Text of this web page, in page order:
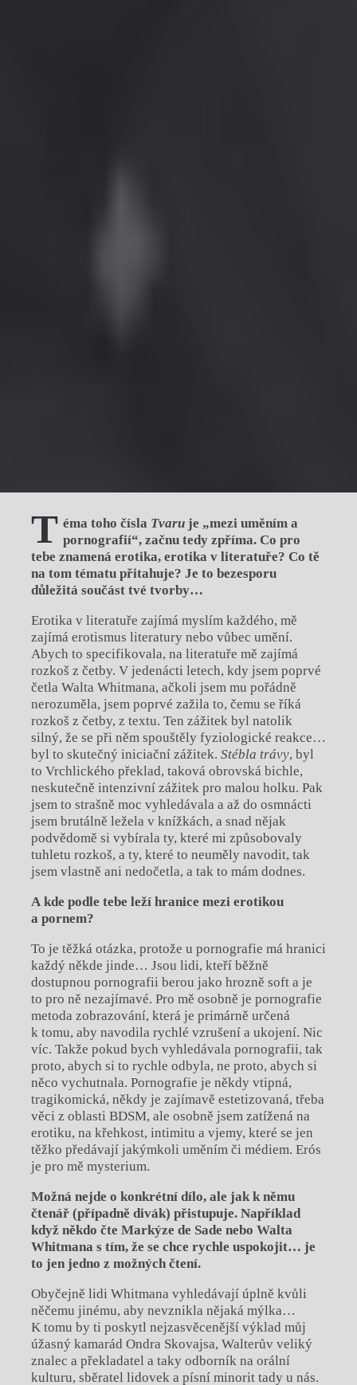
T éma toho čísla Tvaru je „mezi uměním a
pornografií“, začnu tedy zpříma. Co pro
tebe znamená erotika, erotika v literatuře? Co tě
na tom tématu přitahuje? Je to bezesporu
důležitá součást tvé tvorby…
Erotika v literatuře zajímá myslím každého, mě
zajímá erotismus literatury nebo vůbec umění.
Abych to specifikovala, na literatuře mě zajímá
rozkoš z četby. V jedenácti letech, kdy jsem poprvé
četla Walta Whitmana, ačkoli jsem mu pořádně
nerozuměla, jsem poprvé zažila to, čemu se říká
rozkoš z četby, z textu. Ten zážitek byl natolik
silný, že se při něm spouštěly fyziologické reakce…
byl to skutečný iniciační zážitek. Stébla trávy, byl
to Vrchlického překlad, taková obrovská bichle,
neskutečně intenzivní zážitek pro malou holku. Pak
jsem to strašně moc vyhledávala a až do osmnácti
jsem brutálně ležela v knížkách, a snad nějak
podvědomě si vybírala ty, které mi způsobovaly
tuhletu rozkoš, a ty, které to neuměly navodit, tak
jsem vlastně ani nedočetla, a tak to mám dodnes.
A kde podle tebe leží hranice mezi erotikou
a pornem?
To je těžká otázka, protože u pornografie má hranici
každý někde jinde… Jsou lidi, kteří běžně
dostupnou pornografii berou jako hrozně soft a je
to pro ně nezajímavé. Pro mě osobně je pornografie
metoda zobrazování, která je primárně určená
k tomu, aby navodila rychlé vzrušení a ukojení. Nic
víc. Takže pokud bych vyhledávala pornografii, tak
proto, abych si to rychle odbyla, ne proto, abych si
něco vychutnala. Pornografie je někdy vtipná,
tragikomická, někdy je zajímavě estetizovaná, třeba
věci z oblasti BDSM, ale osobně jsem zatížená na
erotiku, na křehkost, intimitu a vjemy, které se jen
těžko předávají jakýmkoli uměním či médiem. Erós
je pro mě mysterium.
Možná nejde o konkrétní dílo, ale jak k němu
čtenář (případně divák) přistupuje. Například
když někdo čte Markýze de Sade nebo Walta
Whitmana s tím, že se chce rychle uspokojit… je
to jen jedno z možných čtení.
Obyčejně lidi Whitmana vyhledávají úplně kvůli
něčemu jinému, aby nevznikla nějaká mýlka…
K tomu by ti poskytl nejzasvěcenější výklad můj
úžasný kamarád Ondra Skovajsa, Walterův veliký
znalec a překladatel a taky odborník na orální
kulturu, sběratel lidovek a písní minorit tady u nás.